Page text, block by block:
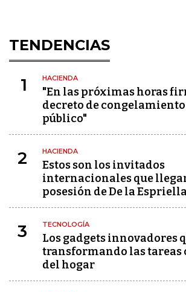
TENDENCIAS
1 HACIENDA
"En las próximas horas
decreto de
público"
2 HACIENDA
Estos son los invitados
internacionales que
posesión de De la Espriella
3 TECNOLOGÍA
Los gadgets innovadores
transformando las tareas
del hogar